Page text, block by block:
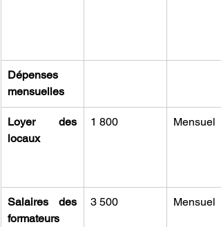
Dépenses
mensuelles
Loyer des
locaux
1 800 Mensuel
Salaires des
formateurs
3 500 Mensuel